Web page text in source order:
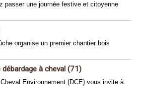
passer une journée festive et citoyenne
organise un premier chantier bois
débardage à cheval (71)
Cheval Environnement (DCE) vous invite à